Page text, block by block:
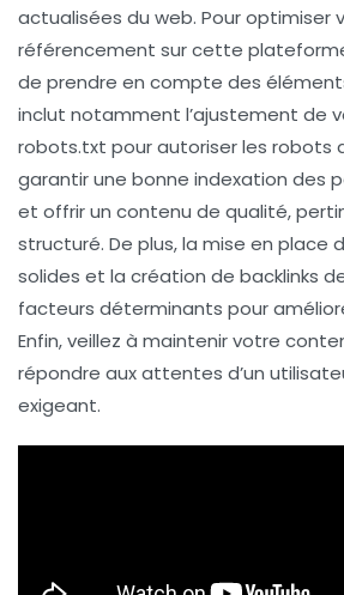
actualisées du web. Pour optimiser
référencement sur cette
de prendre en compte des
inclut notamment l’ajustement de
robots.txt pour autoriser les robots
garantir une bonne indexation des
et offrir un contenu de qualité,
structuré. De plus, la mise en place
solides et la création de backlinks
facteurs déterminants pour
Enfin, veillez à maintenir votre
répondre aux attentes d’un
exigeant.